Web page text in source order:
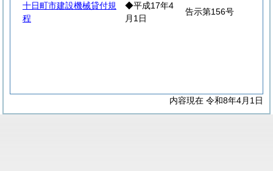
十日町市建設機械貸付規
程
◆平成17年4
月1日
告示第156号
内容現在 令和8年4月1日